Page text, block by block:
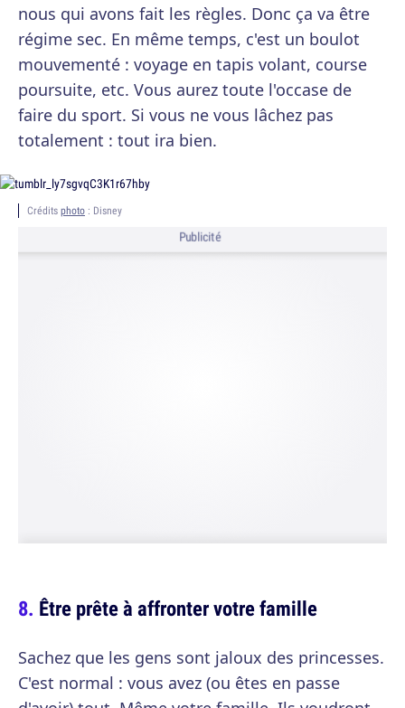
nous qui avons fait les règles. Donc ça va être
régime sec. En même temps, c'est un boulot
mouvementé : voyage en tapis volant, course
poursuite, etc. Vous aurez toute l'occase de
faire du sport. Si vous ne vous lâchez pas
totalement : tout ira bien.
Crédits photo : Disney
Publicité
Être prête à affronter votre famille
Sachez que les gens sont jaloux des princesses.
C'est normal : vous avez (ou êtes en passe